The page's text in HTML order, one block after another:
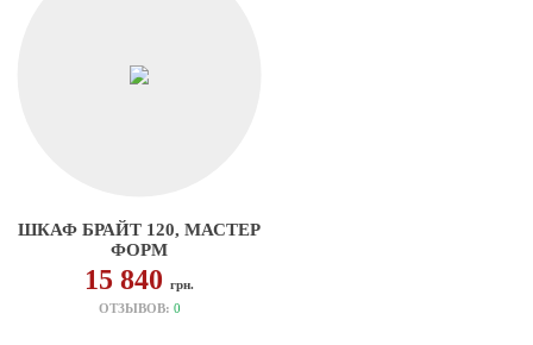
ШКАФ БРАЙТ 120, МАСТЕР
ФОРМ
15 840грн.
ОТЗЫВОВ: 0